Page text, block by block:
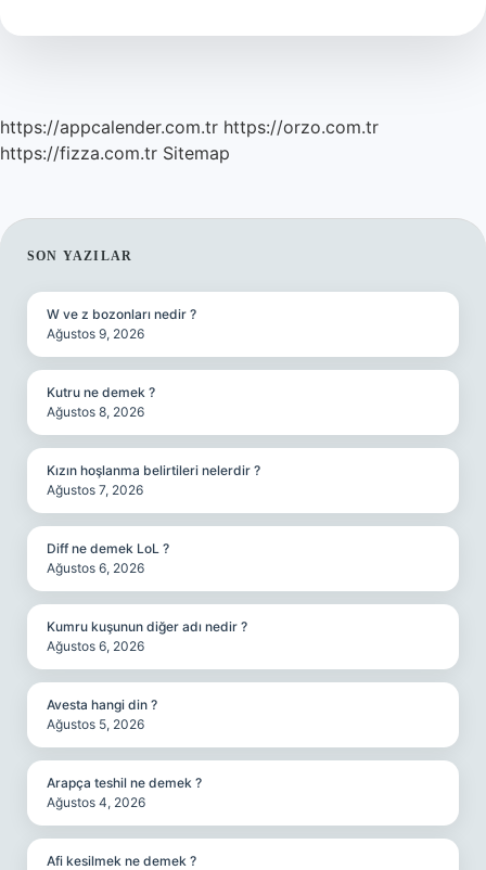
https://appcalender.com.tr https://orzo.com.tr
https://fizza.com.tr Sitemap
SIDEBAR
SON YAZILAR
W ve z bozonları nedir ?
Ağustos 9, 2026
Kutru ne demek ?
Ağustos 8, 2026
Kızın hoşlanma belirtileri nelerdir ?
Ağustos 7, 2026
Diff ne demek LoL ?
Ağustos 6, 2026
Kumru kuşunun diğer adı nedir ?
Ağustos 6, 2026
Avesta hangi din ?
Ağustos 5, 2026
Arapça teshil ne demek ?
Ağustos 4, 2026
Afi kesilmek ne demek ?